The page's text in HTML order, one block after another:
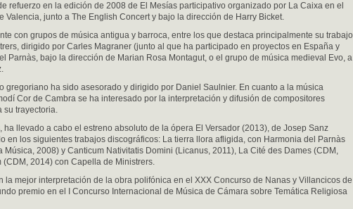
refuerzo en la edición de 2008 de El Mesías participativo organizado por La Caixa en el
Valencia, junto a The English Concert y bajo la dirección de Harry Bicket.
con grupos de música antigua y barroca, entre los que destaca principalmente su trabajo
dirigido por Carles Magraner (junto al que ha participado en proyectos en España y
Parnàs, bajo la dirección de Marian Rosa Montagut, o el grupo de música medieval Evo, a
gregoriano ha sido asesorado y dirigido por Daniel Saulnier. En cuanto a la música
Cor de Cambra se ha interesado por la interpretación y difusión de compositores
su trayectoria.
ha llevado a cabo el estreno absoluto de la ópera El Versador (2013), de Josep Sanz
en los siguientes trabajos discográficos: La tierra llora afligida, con Harmonia del Parnàs
Música, 2008) y Canticum Nativitatis Domini (Licanus, 2011), La Cité des Dames (CDM,
(CDM, 2014) con Capella de Ministrers.
la mejor interpretación de la obra polifónica en el XXX Concurso de Nanas y Villancicos de
premio en el I Concurso Internacional de Música de Cámara sobre Temática Religiosa